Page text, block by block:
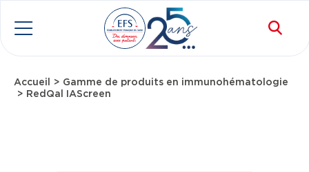
Aller au contenu principal
Fil d'Ariane
Accueil
Gamme de produits en immunohématologie
RedQal IAScreen